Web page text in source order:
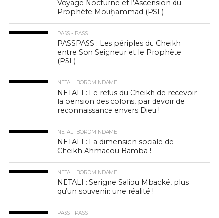
Voyage Nocturne et l’Ascension du
Prophète Mouḥammad (PSL)
PASS - PASS
PASSPASS : Les périples du Cheikh
entre Son Seigneur et le Prophète
(PSL)
NETALI BOROM NDAME
NETALI : Le refus du Cheikh de recevoir
la pension des colons, par devoir de
reconnaissance envers Dieu !
NETALI BOROM NDAME
NETALI : La dimension sociale de
Cheikh Ahmadou Bamba !
NETALI BOROM NDAME
NETALI : Serigne Saliou Mbacké, plus
qu’un souvenir: une réalité !
PASS - PASS